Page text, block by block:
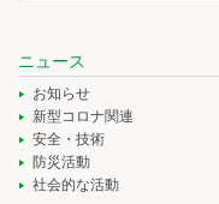
ニュース
お知らせ
新型コロナ関連
安全・技術
防災活動
社会的な活動